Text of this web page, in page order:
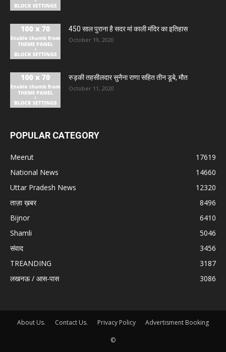
450 साल पुराना है सदर मां काली मंदिर का इतिहास
October 19, 2020
रुड़की तहसीलदार सुनैना राणा सहित तीन डूबे, मौत
October 11, 2020
POPULAR CATEGORY
Meerut
17619
National News
14660
Uttar Pradesh News
12320
ताज़ा ख़बर
8496
Bijnor
6410
Shamli
5046
संवाद
3456
TREANDING
3187
लखनऊ / आस-पास
3086
About Us. Contact Us. Privacy Policy Advertisment Booking
©